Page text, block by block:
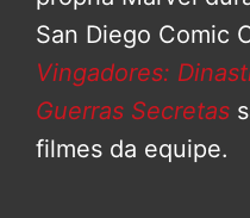
San Diego Comic
Vingadores:
Guerras Secretas
filmes da equipe.